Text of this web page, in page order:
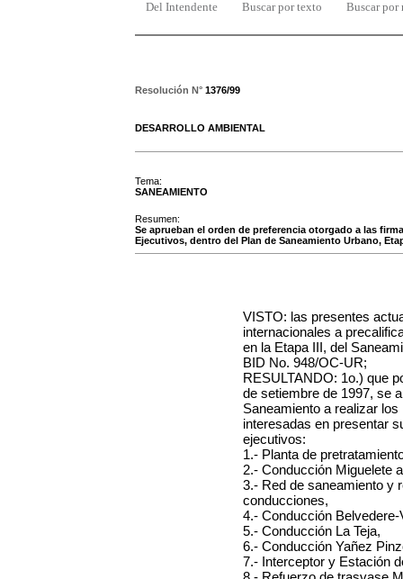
Del Intendente Buscar por texto Buscar por
Resolución N° 1376/99
DESARROLLO AMBIENTAL
Tema:
SANEAMIENTO
Resumen:
Se aprueban el orden de preferencia otorgado a las
Ejecutivos, dentro del Plan de Saneamiento Urbano,
VISTO: las presentes
internacionales a
en la Etapa III, del
BID No. 948/OC-UR;
RESULTANDO: 1o.) que
de setiembre de 1997, se
Saneamiento a realizar
interesadas en presentar
ejecutivos:
1.- Planta de
2.- Conducción Miguelete
3.- Red de saneamiento y
conducciones,
4.- Conducción Belvedere-
5.- Conducción La Teja,
6.- Conducción Yañez
7.- Interceptor y Estación